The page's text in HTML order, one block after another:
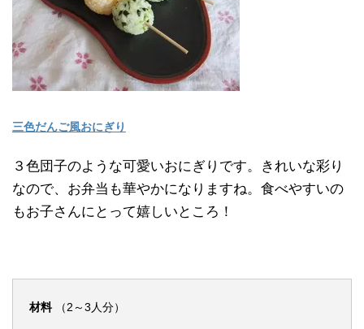
三色だんご風おにぎり
３色団子のような可愛いおにぎりです。きれいな彩り
なので、お弁当も華やかになりますね。食べやすいの
もお子さんにとって嬉しいところ！
材料（2～3人分）